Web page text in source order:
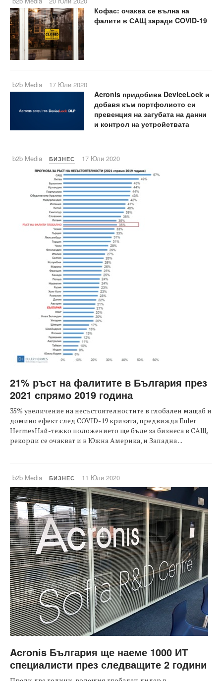
Кофас: очаква се вълна на
фалити в САЩ заради COVID-19
b2b Media 17 Юли 2020
Acronis придобива DeviceLock и
добавя към портфолиото си
превенция на загубата на данни
и контрол на устройствата
b2b Media БИЗНЕС 17 Юли 2020
21% ръст на фалитите в България през
2021 спрямо 2019 година
35% увеличение на несъстоятелностите в глобален мащаб и
домино ефект след COVID-19 кризата, предвижда Euler
HermesНай-тежко положението ще бъде за бизнеса в САЩ,
рекорди се очакват и в Южна Америка, и Западна ...
b2b Media БИЗНЕС 11 Юли 2020
Acronis България ще наеме 1000 ИТ
специалисти през следващите 2 години